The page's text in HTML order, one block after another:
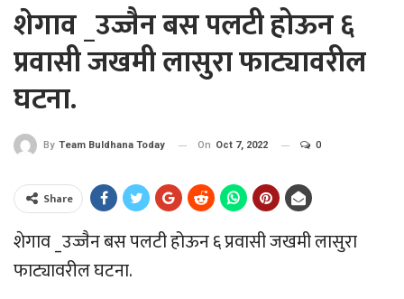
शेगाव _उज्जैन बस पलटी होऊन ६
प्रवासी जखमी लासुरा फाट्यावरील
घटना.
By Team Buldhana Today On Oct 7, 2022 0
Share
शेगाव _उज्जैन बस पलटी होऊन ६ प्रवासी जखमी लासुरा
फाट्यावरील घटना.